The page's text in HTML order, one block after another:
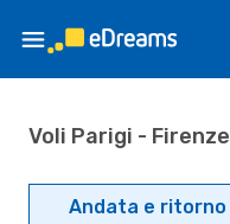
Voli Parigi - Firenze
Andata e ritorno